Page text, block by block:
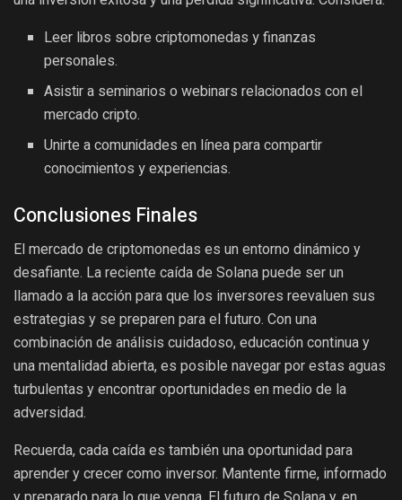
Leer libros sobre criptomonedas y finanzas
personales.
Asistir a seminarios o webinars relacionados con el
mercado cripto.
Unirte a comunidades en línea para compartir
conocimientos y experiencias.
Conclusiones Finales
El mercado de criptomonedas es un entorno dinámico y
desafiante. La reciente caída de Solana puede ser un
llamado a la acción para que los inversores reevaluen sus
estrategias y se preparen para el futuro. Con una
combinación de análisis cuidadoso, educación continua y
una mentalidad abierta, es posible navegar por estas aguas
turbulentas y encontrar oportunidades en medio de la
adversidad.
Recuerda, cada caída es también una oportunidad para
aprender y crecer como inversor. Mantente firme, informado